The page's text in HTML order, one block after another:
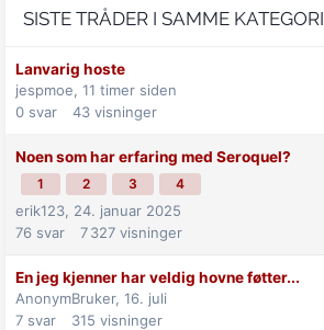
SISTE TRÅDER I SAMME KATEGORI
Lanvarig hoste
jespmoe, 11 timer siden
0 svar 43 visninger
Noen som har erfaring med Seroquel?
1 2 3 4
erik123, 24. januar 2025
76 svar 7 327 visninger
En jeg kjenner har veldig hovne føtter...
AnonymBruker, 16. juli
7 svar 315 visninger